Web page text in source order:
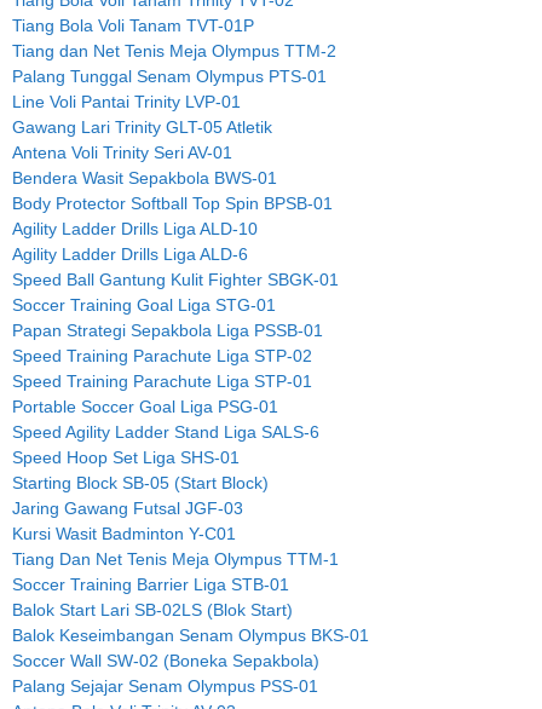
Tiang Bola Voli Tanam TVT-01P
Tiang dan Net Tenis Meja Olympus TTM-2
Palang Tunggal Senam Olympus PTS-01
Line Voli Pantai Trinity LVP-01
Gawang Lari Trinity GLT-05 Atletik
Antena Voli Trinity Seri AV-01
Bendera Wasit Sepakbola BWS-01
Body Protector Softball Top Spin BPSB-01
Agility Ladder Drills Liga ALD-10
Agility Ladder Drills Liga ALD-6
Speed Ball Gantung Kulit Fighter SBGK-01
Soccer Training Goal Liga STG-01
Papan Strategi Sepakbola Liga PSSB-01
Speed Training Parachute Liga STP-02
Speed Training Parachute Liga STP-01
Portable Soccer Goal Liga PSG-01
Speed Agility Ladder Stand Liga SALS-6
Speed Hoop Set Liga SHS-01
Starting Block SB-05 (Start Block)
Jaring Gawang Futsal JGF-03
Kursi Wasit Badminton Y-C01
Tiang Dan Net Tenis Meja Olympus TTM-1
Soccer Training Barrier Liga STB-01
Balok Start Lari SB-02LS (Blok Start)
Balok Keseimbangan Senam Olympus BKS-01
Soccer Wall SW-02 (Boneka Sepakbola)
Palang Sejajar Senam Olympus PSS-01